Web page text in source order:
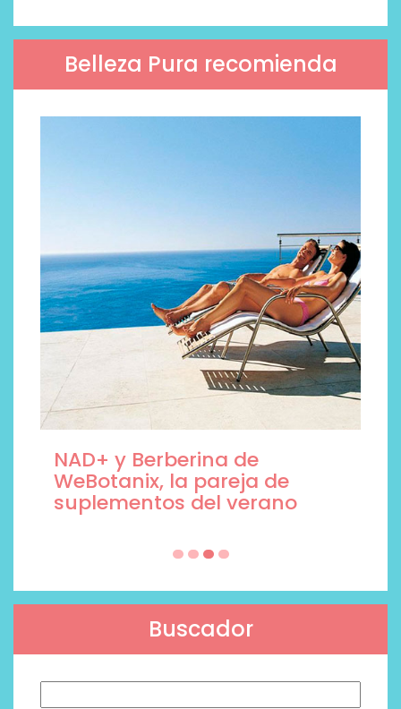
Belleza Pura recomienda
NAD+ y Berberina de
WeBotanix, la pareja de
suplementos del verano
Buscador